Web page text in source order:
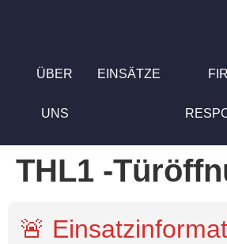
ÜBER
UNS
EINSÄTZE
THL1 -
🚨